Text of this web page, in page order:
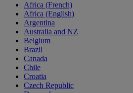
Africa (French)
Africa (English)
Argentina
Australia and NZ
Belgium
Brazil
Canada
Chile
Croatia
Czech Republic